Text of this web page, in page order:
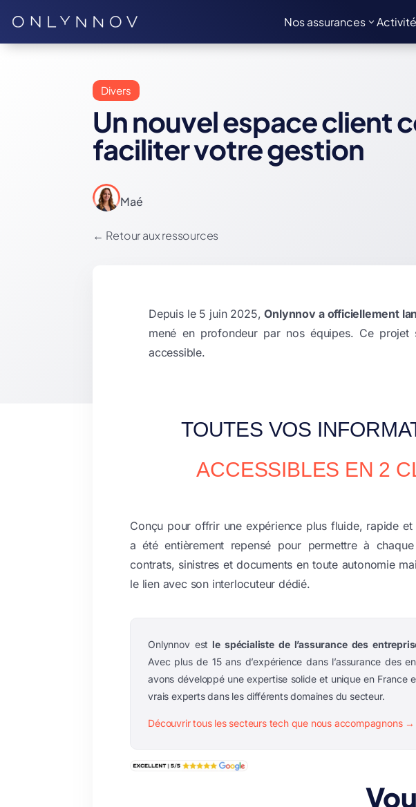
Nos assurances
Divers
Un nouvel espace client
faciliter votre gestion
Maé
← Retour aux ressources
Depuis le 5 juin 2025,Onlynnov a officiellement
mené en profondeur par nos équipes. Ce projet
accessible.
TOUTES VOS
ACCESSIBLES EN 2
Conçu pour offrir une expérience plus fluide, rapide et
a été entièrement repensé pour permettre à
contrats, sinistres et documents en toute autonomie
le lien avec son interlocuteur dédié.
Onlynnov est le spécialiste de l’assurance des
Avec plus de 15 ans d’expérience dans l’assurance des
avons développé une expertise solide et unique en France
vrais experts dans les différents domaines du secteur.
Découvrir tous les secteurs tech que nous accompagnons →